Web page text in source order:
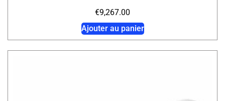
€9,267.00
Ajouter au panier